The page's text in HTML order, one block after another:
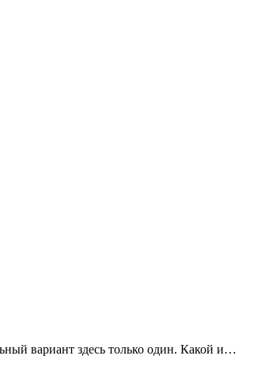
вариант здесь только один. Какой и…